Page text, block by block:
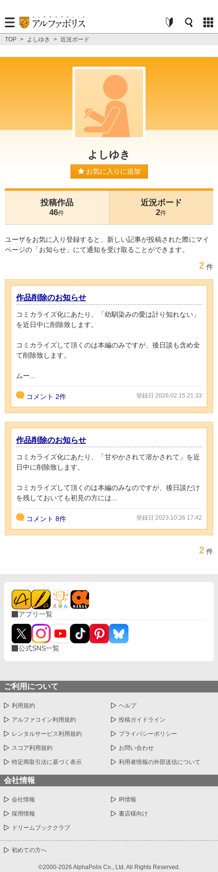
TOP > よしゆき > 近況ボード
よしゆき
お気に入りに追加
投稿作品
46件
近況ボード
2件
ユーザをお気に入り登録すると、新しい記事が投稿された際にマイ
ページの「お知らせ」にて通知を受け取ることができます。
2 件
作品削除のお知らせ
コミカライズ化にあたり、「幼馴染みの愛は計り知れない」
を近日中に削除致します。
コミカライズして頂くのは本編のみですが、後日談も含め全
て削除致します。
ムー...
コメント 2件 登録日 2026.02.15 21:33
作品削除のお知らせ
コミカライズ化にあたり、「甘やかされて溶かされて」を近
日中に削除致します。
コミカライズして頂くのは本編のみなのですが、後日談だけ
を残しておいても初見の方には...
コメント 8件 登録日 2023.10.26 17:42
2 件
アプリ一覧
公式SNS一覧
ご利用について
利用規約 ヘルプ
アルファコイン利用規約 投稿ガイドライン
レンタルサービス利用規約 プライバシーポリシー
スコア利用規約 お問い合わせ
特定商取引法に基づく表示 利用者情報の外部送信について
会社情報
会社情報 IR情報
採用情報 書店様向け
ドリームブッククラブ
初めての方へ
©2000-2026 AlphaPolis Co., Ltd. All Rights Reserved.